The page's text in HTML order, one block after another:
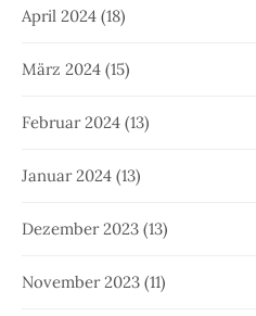
April 2024 (18)
März 2024 (15)
Februar 2024 (13)
Januar 2024 (13)
Dezember 2023 (13)
November 2023 (11)